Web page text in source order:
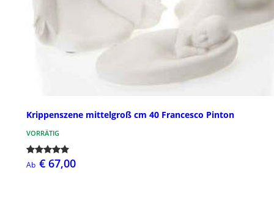
Krippenszene mittelgroß cm 40 Francesco Pinton
VORRÄTIG
Ab € 67,00